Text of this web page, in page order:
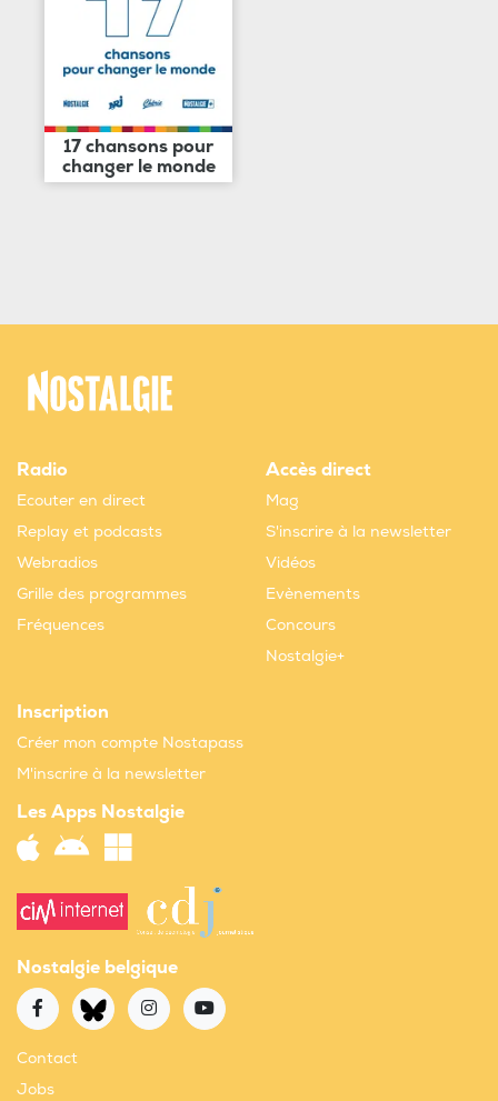
17 chansons pour
changer le monde
Radio
Ecouter en direct
Replay et podcasts
Webradios
Grille des programmes
Fréquences
Accès direct
Mag
S'inscrire à la newsletter
Vidéos
Evènements
Concours
Nostalgie+
Inscription
Créer mon compte Nostapass
M'inscrire à la newsletter
Les Apps Nostalgie
Nostalgie belgique
Contact
Jobs